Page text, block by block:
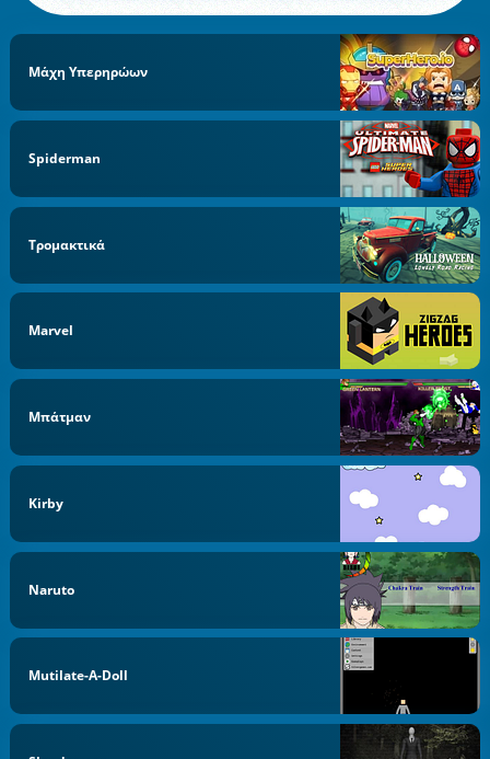
Μάχη Υπερηρώων
Spiderman
Τρομακτικά
Marvel
Μπάτμαν
Kirby
Naruto
Mutilate-A-Doll